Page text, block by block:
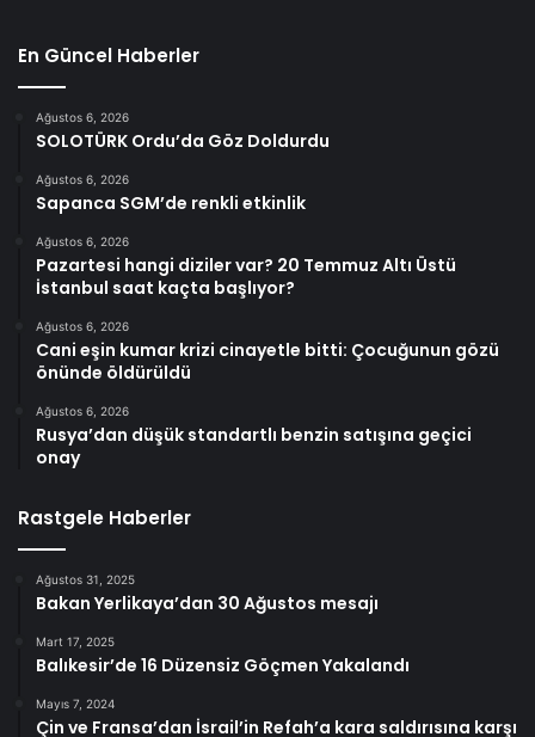
En Güncel Haberler
Ağustos 6, 2026
SOLOTÜRK Ordu’da Göz Doldurdu
Ağustos 6, 2026
Sapanca SGM’de renkli etkinlik
Ağustos 6, 2026
Pazartesi hangi diziler var? 20 Temmuz Altı Üstü
İstanbul saat kaçta başlıyor?
Ağustos 6, 2026
Cani eşin kumar krizi cinayetle bitti: Çocuğunun gözü
önünde öldürüldü
Ağustos 6, 2026
Rusya’dan düşük standartlı benzin satışına geçici
onay
Rastgele Haberler
Ağustos 31, 2025
Bakan Yerlikaya’dan 30 Ağustos mesajı
Mart 17, 2025
Balıkesir’de 16 Düzensiz Göçmen Yakalandı
Mayıs 7, 2024
Çin ve Fransa’dan İsrail’in Refah’a kara saldırısına karşı